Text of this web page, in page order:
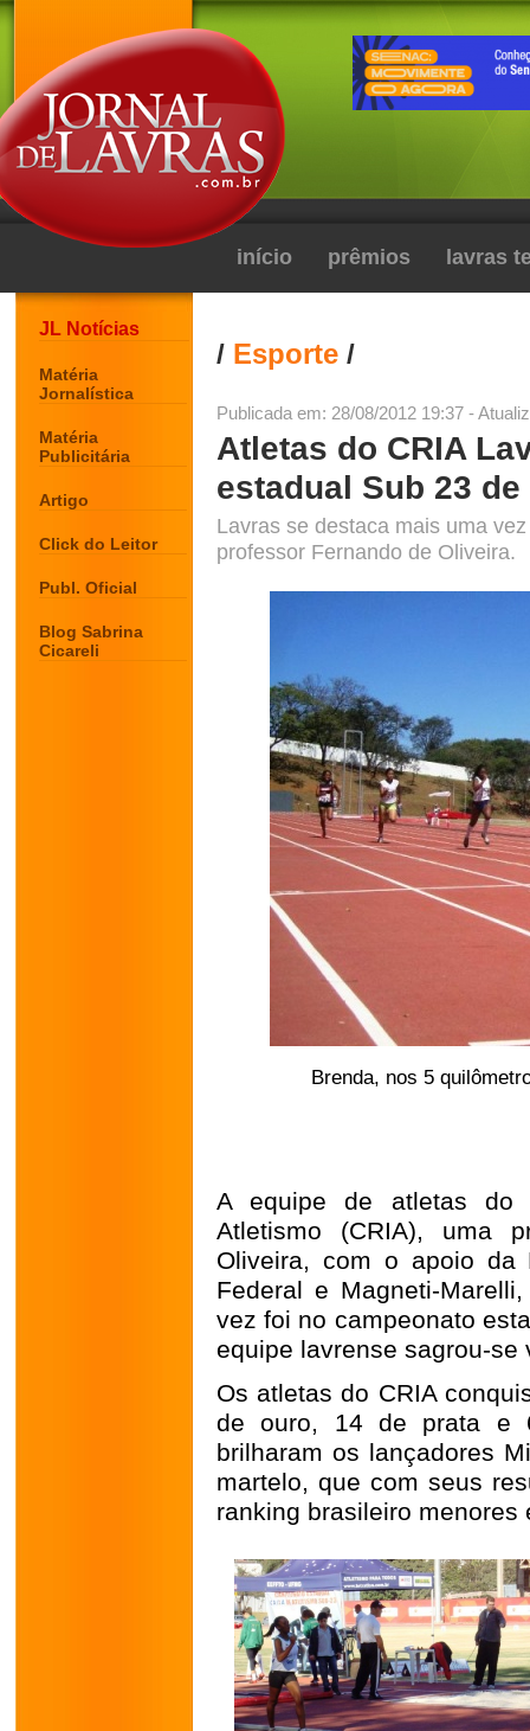
início prêmios lavras
JL Notícias
Matéria
Jornalística
Matéria
Publicitária
Artigo
Click do Leitor
Publ. Oficial
Blog Sabrina
Cicareli
/ Esporte /
Publicada em: 28/08/2012 19:37 -
Atletas do CRIA
estadual Sub 23
Lavras se destaca mais uma
professor Fernando de Oliveira.
Brenda, nos 5 quilômetros
A equipe de atletas do
Atletismo (CRIA), uma
Oliveira, com o apoio da
Federal e Magneti-
vez foi no campeonato
equipe lavrense sagrou-se
Os atletas do CRIA
de ouro, 14 de prata e
brilharam os lançadores
martelo, que com seus
ranking brasileiro